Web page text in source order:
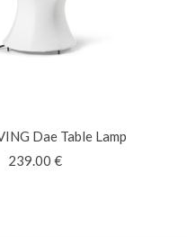
Dae Table Lamp
239.00 €